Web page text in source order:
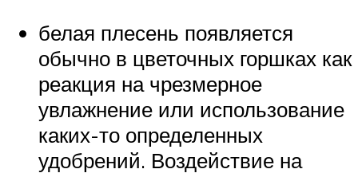
белая плесень появляется
обычно в цветочных горшках как
реакция на чрезмерное
увлажнение или использование
каких-то определенных
удобрений. Воздействие на